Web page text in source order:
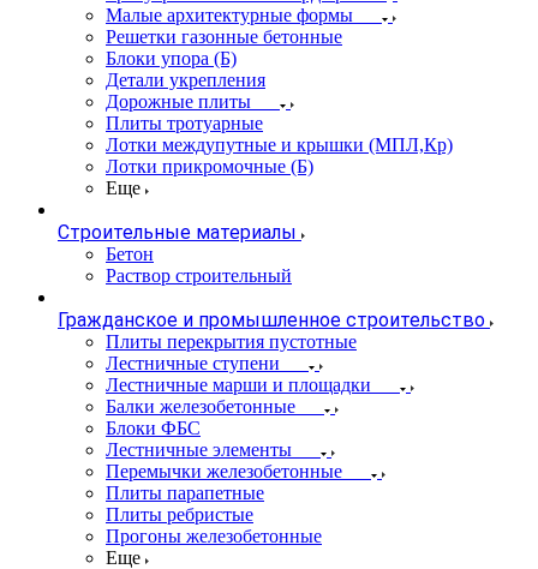
Малые архитектурные формы
Решетки газонные бетонные
Блоки упора (Б)
Детали укрепления
Дорожные плиты
Плиты тротуарные
Лотки междупутные и крышки (МПЛ,Кр)
Лотки прикромочные (Б)
Еще
Строительные материалы
Бетон
Раствор строительный
Гражданское и промышленное строительство
Плиты перекрытия пустотные
Лестничные ступени
Лестничные марши и площадки
Балки железобетонные
Блоки ФБС
Лестничные элементы
Перемычки железобетонные
Плиты парапетные
Плиты ребристые
Прогоны железобетонные
Еще